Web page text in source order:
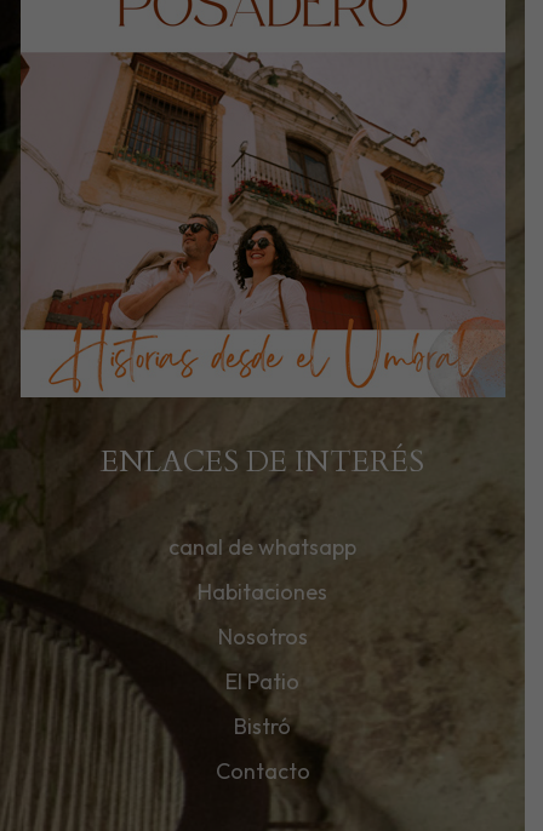
ENLACES DE INTERÉS
canal de whatsapp
Habitaciones
Nosotros
El Patio
Bistró
Contacto